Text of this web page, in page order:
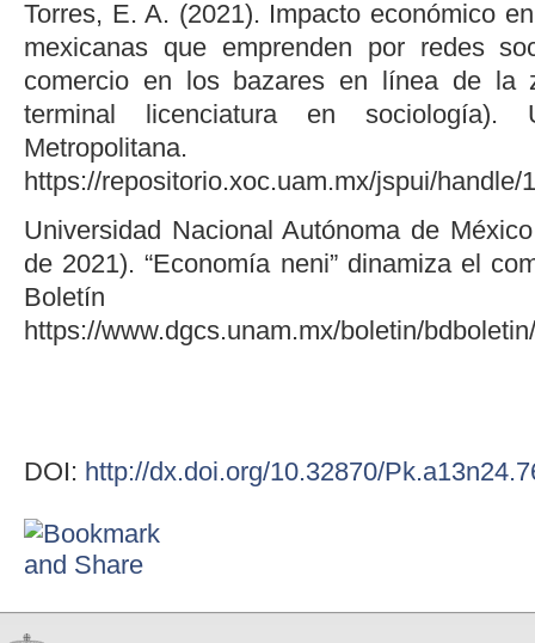
Torres, E. A. (2021). Impacto económico
mexicanas que emprenden por redes
comercio en los bazares en línea de la
terminal licenciatura en sociología).
Metropolitana.
https://repositorio.xoc.uam.mx/jspui/handle/
Universidad Nacional Autónoma de
de 2021). “Economía neni” dinamiza el
Boletín UNAM-
https://www.dgcs.unam.mx/boletin/
DOI: http://dx.doi.org/10.32870/